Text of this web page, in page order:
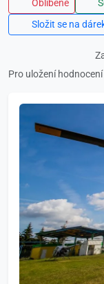
Oblíbené
Složit se na
Pro uložení hodnocení